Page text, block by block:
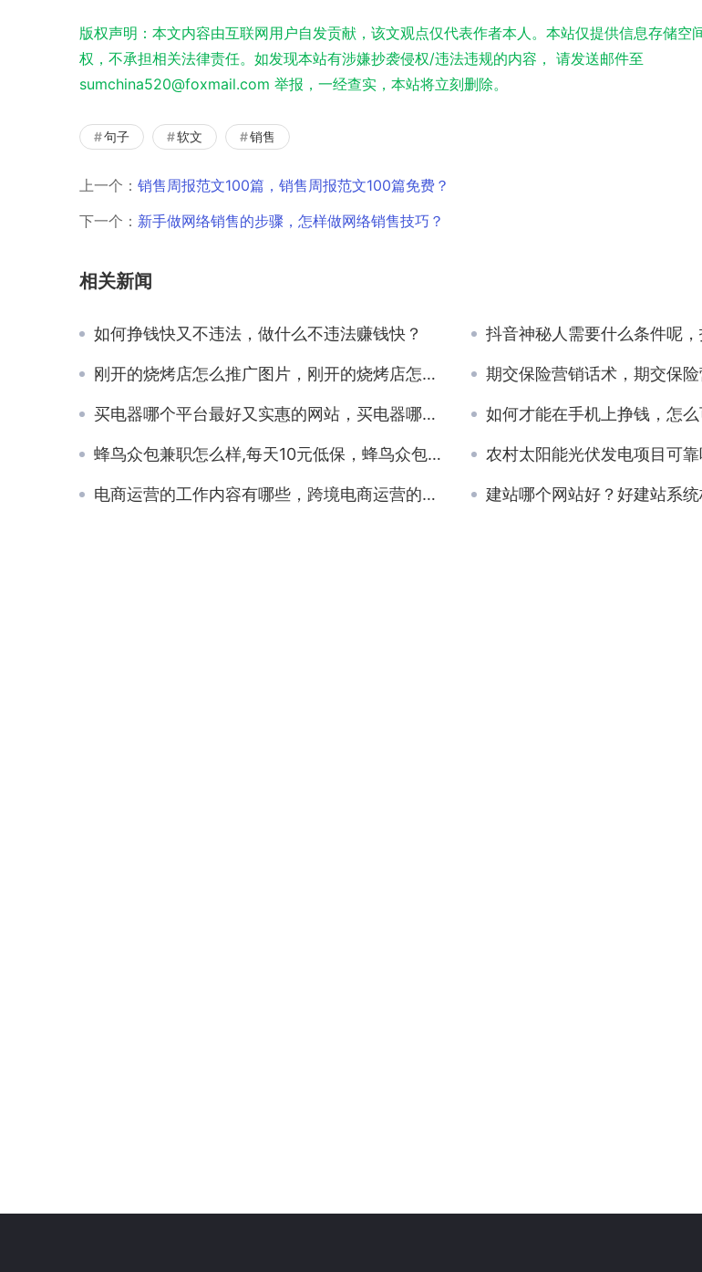
版权声明：本文内容由互联网用户自发贡献，该文观点仅代表作者本人。本站仅提供信息存储空
权，不承担相关法律责任。如发现本站有涉嫌抄袭侵权/违法违规的内容， 请发送邮件至
sumchina520@foxmail.com 举报，一经查实，本站将立刻删除。
句子 软文 销售
上一个： 销售周报范文100篇，销售周报范文100篇免费？
下一个： 新手做网络销售的步骤，怎样做网络销售技巧？
相关新闻
如何挣钱快又不违法，做什么不违法赚钱快？ 抖音神秘人需要什么条件呢，抖音神秘
刚开的烧烤店怎么推广图片，刚开的烧烤店怎么推广图片大全？ 期交保险营销话术，期交保
买电器哪个平台最好又实惠的网站，买电器哪个平台最好又实惠好 如何才能在手机上挣钱，怎么可
蜂鸟众包兼职怎么样,每天10元低保，蜂鸟众包怎么样,可以兼职吗？ 农村太阳能光伏发电项目可靠吗有辐射吗，农
电商运营的工作内容有哪些，跨境电商运营的工作内容有哪些？ 建站哪个网站好？好建站系